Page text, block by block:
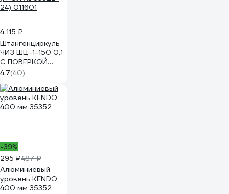
4 115 ₽
Штангенциркуль
ЧИЗ ШЦ-1-150 0,1
С ПОВЕРКОЙ
(ГРСИ № 93922-
24) 011601
4.7(40)
-39%
295 ₽487 ₽
Алюминиевый
уровень KENDO
400 мм 35352